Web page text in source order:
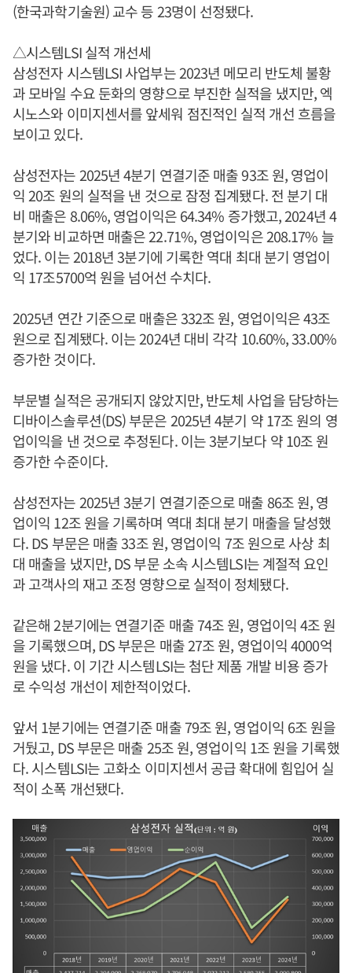
(한국과학기술원) 교수 등 23명이 선정됐다.
△시스템LSI 실적 개선세
삼성전자 시스템LSI 사업부는 2023년 메모리 반도체 불황
과 모바일 수요 둔화의 영향으로 부진한 실적을 냈지만, 엑
시노스와 이미지센서를 앞세워 점진적인 실적 개선 흐름을
보이고 있다.
삼성전자는 2025년 4분기 연결기준 매출 93조 원, 영업이
익 20조 원의 실적을 낸 것으로 잠정 집계됐다. 전 분기 대
비 매출은 8.06%, 영업이익은 64.34% 증가했고, 2024년 4
분기와 비교하면 매출은 22.71%, 영업이익은 208.17% 늘
었다. 이는 2018년 3분기에 기록한 역대 최대 분기 영업이
익 17조5700억 원을 넘어선 수치다.
2025년 연간 기준으로 매출은 332조 원, 영업이익은 43조
원으로 집계됐다. 이는 2024년 대비 각각 10.60%, 33.00%
증가한 것이다.
부문별 실적은 공개되지 않았지만, 반도체 사업을 담당하는
디바이스솔루션(DS) 부문은 2025년 4분기 약 17조 원의 영
업이익을 낸 것으로 추정된다. 이는 3분기보다 약 10조 원
증가한 수준이다.
삼성전자는 2025년 3분기 연결기준으로 매출 86조 원, 영
업이익 12조 원을 기록하며 역대 최대 분기 매출을 달성했
다. DS 부문은 매출 33조 원, 영업이익 7조 원으로 사상 최
대 매출을 냈지만, DS 부문 소속 시스템LSI는 계절적 요인
과 고객사의 재고 조정 영향으로 실적이 정체됐다.
같은해 2분기에는 연결기준 매출 74조 원, 영업이익 4조 원
을 기록했으며, DS 부문은 매출 27조 원, 영업이익 4000억
원을 냈다. 이 기간 시스템LSI는 첨단 제품 개발 비용 증가
로 수익성 개선이 제한적이었다.
앞서 1분기에는 연결기준 매출 79조 원, 영업이익 6조 원을
거뒀고, DS 부문은 매출 25조 원, 영업이익 1조 원을 기록했
다. 시스템LSI는 고화소 이미지센서 공급 확대에 힘입어 실
적이 소폭 개선됐다.